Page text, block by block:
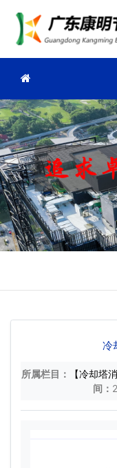
冷
所属栏目： 【冷却塔
间：